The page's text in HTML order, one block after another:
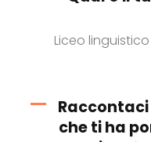
Liceo linguistico
che ti ha